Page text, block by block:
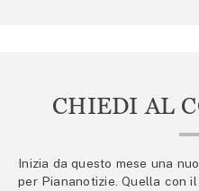
CHIEDI AL
Inizia da questo mese una
per Piananotizie. Quella con